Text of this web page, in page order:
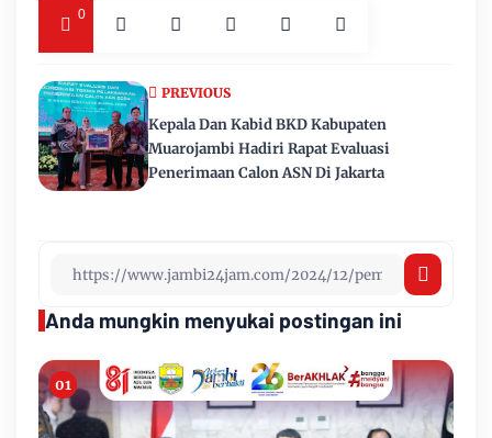
0
PREVIOUS
Kepala Dan Kabid BKD Kabupaten
Muarojambi Hadiri Rapat Evaluasi
Penerimaan Calon ASN Di Jakarta
Anda mungkin menyukai postingan ini